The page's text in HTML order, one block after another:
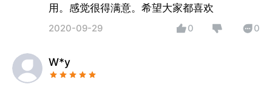
用。感觉很得满意。希望大家都喜欢
2020-09-29 0 0
W*y